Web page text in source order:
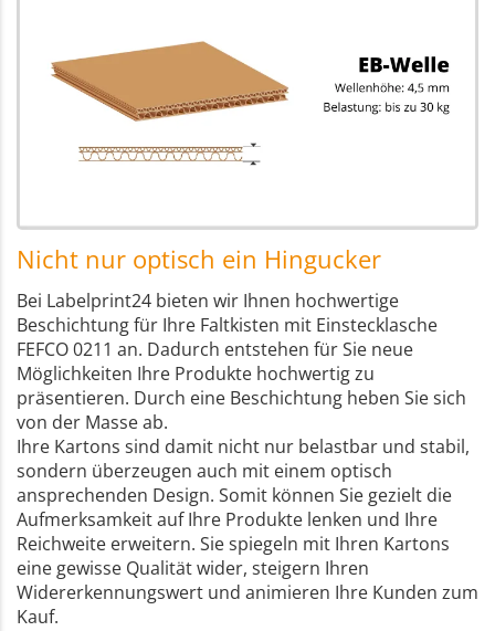
Nicht nur optisch ein Hingucker
Bei Labelprint24 bieten wir Ihnen hochwertige
Beschichtung für Ihre Faltkisten mit Einstecklasche
FEFCO 0211 an. Dadurch entstehen für Sie neue
Möglichkeiten Ihre Produkte hochwertig zu
präsentieren. Durch eine Beschichtung heben Sie sich
von der Masse ab.
Ihre Kartons sind damit nicht nur belastbar und stabil,
sondern überzeugen auch mit einem optisch
ansprechenden Design. Somit können Sie gezielt die
Aufmerksamkeit auf Ihre Produkte lenken und Ihre
Reichweite erweitern. Sie spiegeln mit Ihren Kartons
eine gewisse Qualität wider, steigern Ihren
Widererkennungswert und animieren Ihre Kunden zum
Kauf.